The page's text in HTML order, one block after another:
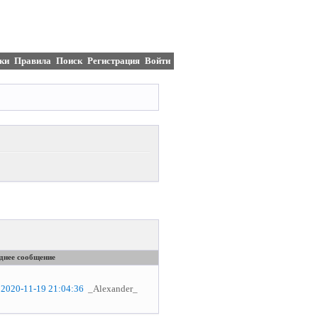
Правила Поиск Регистрация Войти
сообщение
2020-11-19 21:04:36 _Alexander_